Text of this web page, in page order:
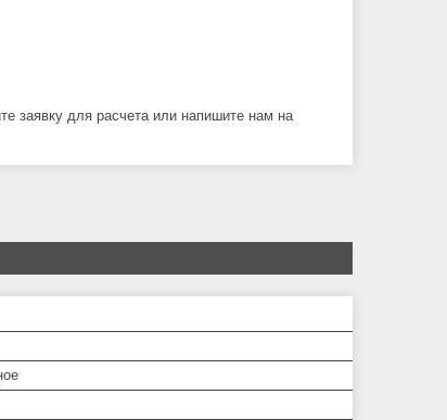
заявку для расчета или напишите нам на